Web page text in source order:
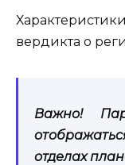
вердикта о
Важно!
отделах